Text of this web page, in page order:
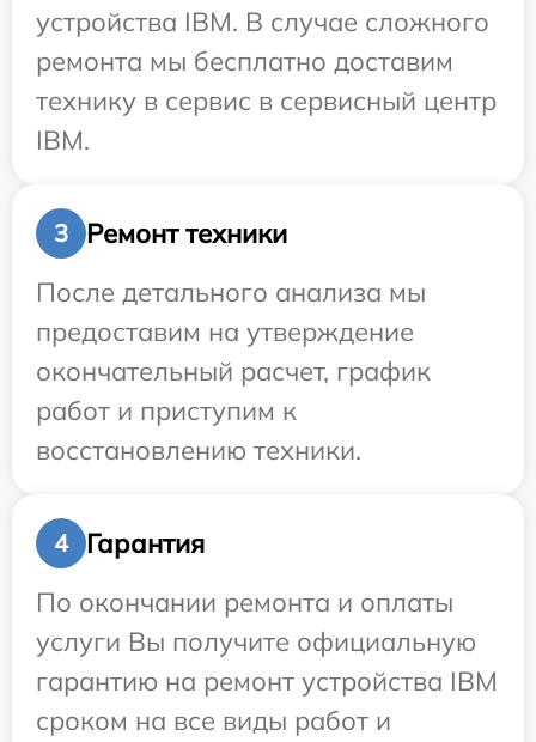
устройства IBM. В случае сложного
ремонта мы бесплатно доставим
технику в сервис в сервисный центр
IBM.
3
Ремонт техники
После детального анализа мы
предоставим на утверждение
окончательный расчет, график
работ и приступим к
восстановлению техники.
4
Гарантия
По окончании ремонта и оплаты
услуги Вы получите официальную
гарантию на ремонт устройства IBM
сроком на все виды работ и